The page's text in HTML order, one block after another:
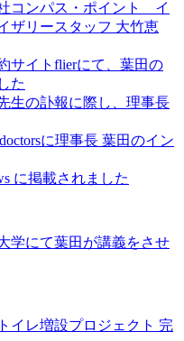
コンパス・ポイント イ
ザリースタッフ 大竹恵
サイトflierにて、葉田の
た
生の訃報に際し、理事長
に理事長 葉田のイン
に掲載されました
学にて葉田が講義をさせ
トイレ増設プロジェクト 完